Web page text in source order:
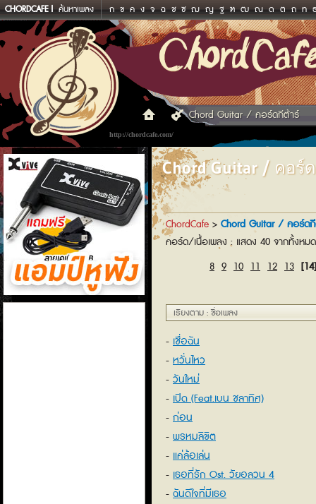
CHORDCAFE ค้นหาเพลง ก ข ค ง จ ฉ ช ซ ฌ ญ ฐ ฑ ฒ ณ ด ต ถ ท
http://chordcafe.com/
Chord Guitar / คอร์ดกีต้าร์
แอมป์หูฟัง
Chord Guitar / คอร์
ChordCafe > Chord Guitar / คอร์ด
คอร์ด/เนื้อเพลง : แสดง 40 จากทั้งหม
8 9 10 11 12 13 [14]
เรียงตาม : ชื่อเพลง
เชื่อฉัน
หวั่นไหว
วันใหม่
เปิด (Feat.เบน ชลาทิศ)
ก่อน
พรหมลิขิต
แค่ล้อเล่น
เธอที่รัก Ost. วัยอลวน 4
ฉันดีใจที่มีเธอ